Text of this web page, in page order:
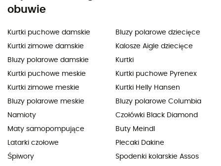
obuwie
Kurtki puchowe damskie
Kurtki zimowe damskie
Bluzy polarowe damskie
Kurtki puchowe meskie
Kurtki zimowe meskie
Bluzy polarowe meskie
Namioty
Maty samopompujące
Latarki czołowe
Śpiwory
Bluzy polarowe dziecięce
Kalosze Aigle dziecięce
Kurtki
Kurtki puchowe Pyrenex
Kurtki Helly Hansen
Bluzy polarowe Columbia
Czołówki Black Diamond
Buty Meindl
Plecaki Dakine
Spodenki kolarskie Assos